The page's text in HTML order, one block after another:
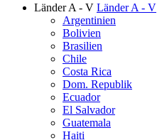
Länder A - V Länder A - V
Argentinien
Bolivien
Brasilien
Chile
Costa Rica
Dom. Republik
Ecuador
El Salvador
Guatemala
Haiti